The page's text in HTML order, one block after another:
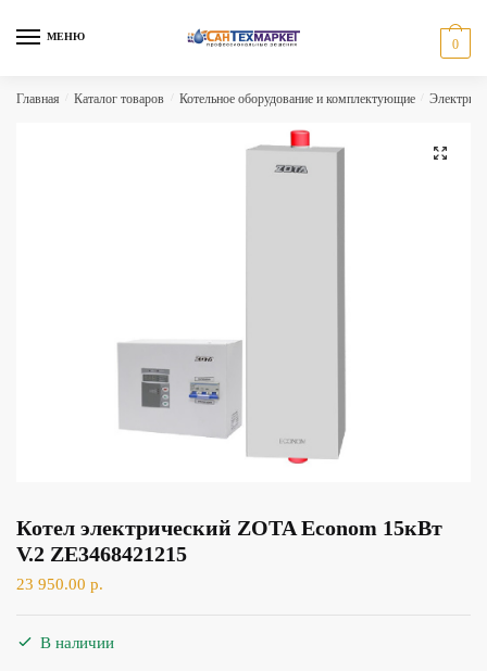
МЕНЮ
0
Главная Каталог товаров Котельное оборудование и комплектующие
🔍
Котел электрический ZOTA Econom 15кВт
V.2 ZE3468421215
23 950.00 р.
В наличии